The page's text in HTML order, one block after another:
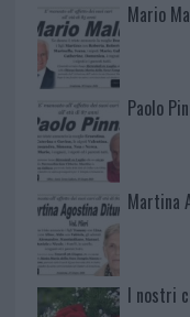
Mario
Paolo
Martina
I nostri